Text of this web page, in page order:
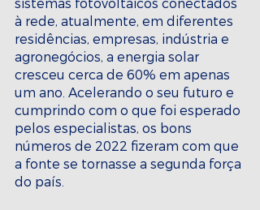
sistemas fotovoltaicos conectados
à rede, atualmente, em diferentes
residências, empresas, indústria e
agronegócios, a energia solar
cresceu cerca de 60% em apenas
um ano. Acelerando o seu futuro e
cumprindo com o que foi esperado
pelos especialistas, os bons
números de 2022 fizeram com que
a fonte se tornasse a segunda força
do país.